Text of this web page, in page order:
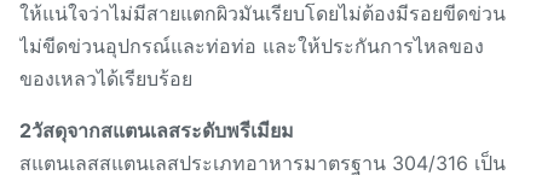
ให้แน่ใจว่าไม่มีสายแตกผิวมันเรียบโดยไม่ต้องมีรอยขีดข่วน
ไม่ขีดข่วนอุปกรณ์และท่อท่อ และให้ประกันการไหลของ
ของเหลวได้เรียบร้อย
2วัสดุจากสแตนเลสระดับพรีเมียม
สแตนเลสสแตนเลสประเภทอาหารมาตรฐาน 304/316 เป็น